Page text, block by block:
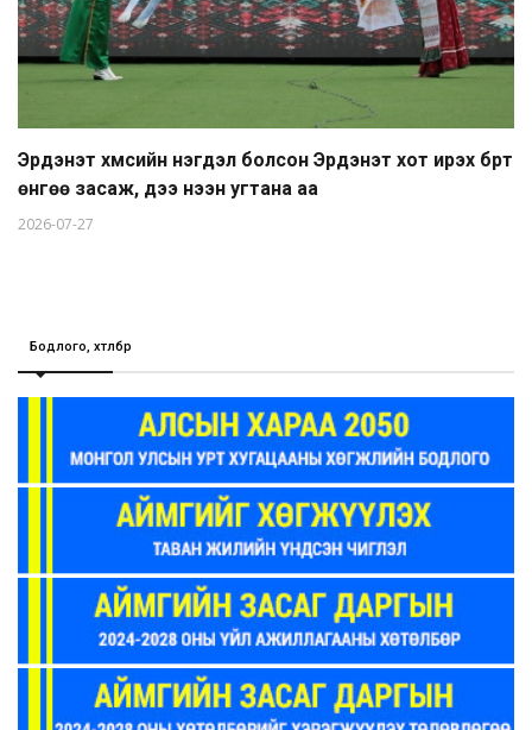
Эрдэнэт хүмүүсийн нэгдэл болсон Эрдэнэт хот ирэх бүрт
өнгөө засаж, үүдээ нээн угтана аа
2026-07-27
Бодлого, хөтөлбөр